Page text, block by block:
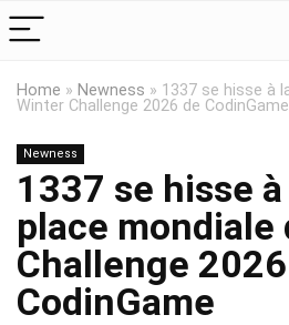
Home » Newness » 1337 se hisse à
Winter Challenge 2026 de CodinGame
Newness
1337 se hisse
place mondiale
Challenge
CodinGame